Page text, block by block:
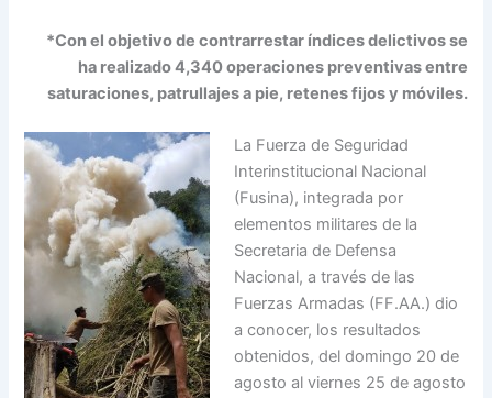
*Con el objetivo de contrarrestar índices delictivos se
ha realizado 4,340 operaciones preventivas entre
saturaciones, patrullajes a pie, retenes fijos y móviles.
La Fuerza de Seguridad
Interinstitucional Nacional
(Fusina), integrada por
elementos militares de la
Secretaria de Defensa
Nacional, a través de las
Fuerzas Armadas (FF.AA.) dio
a conocer, los resultados
obtenidos, del domingo 20 de
agosto al viernes 25 de agosto